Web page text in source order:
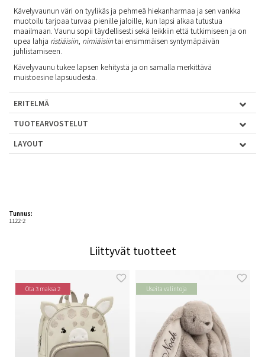
Kävelyvaunun väri on tyylikäs ja pehmeä hiekanharmaa ja sen vankka
muotoilu tarjoaa turvaa pienille jaloille, kun lapsi alkaa tutustua
maailmaan. Vaunu sopii täydellisesti sekä leikkiin että tutkimiseen ja on
upea lahja ristiäisiin, nimiäisiintai ensimmäisen syntymäpäivän
juhlistamiseen.
Kävelyvaunu tukee lapsen kehitystä ja on samalla merkittävä
muistoesine lapsuudesta.
ERITELMÄ
TUOTEARVOSTELUT
LAYOUT
Tunnus:
1122-2
Liittyvät tuotteet
Ota 3 maksa 2 Useita valintoja